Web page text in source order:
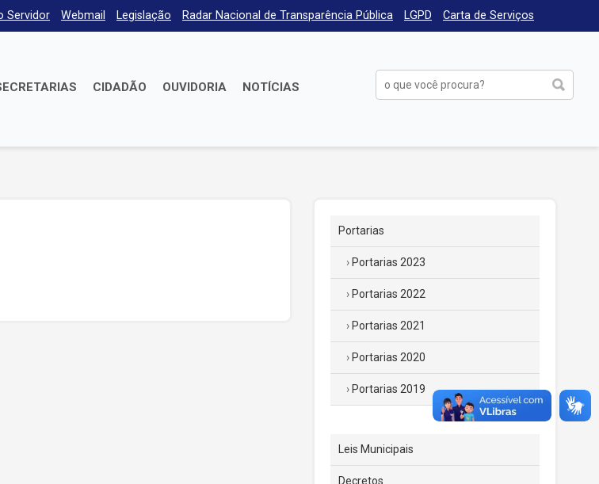
Servidor Webmail Legislação Radar Nacional de Transparência Pública LGPD Carta de Serviços
CIDADÃO OUVIDORIA NOTÍCIAS
Portarias
Portarias 2023
Portarias 2022
Portarias 2021
Portarias 2020
Portarias 2019
Leis Municipais
Decretos